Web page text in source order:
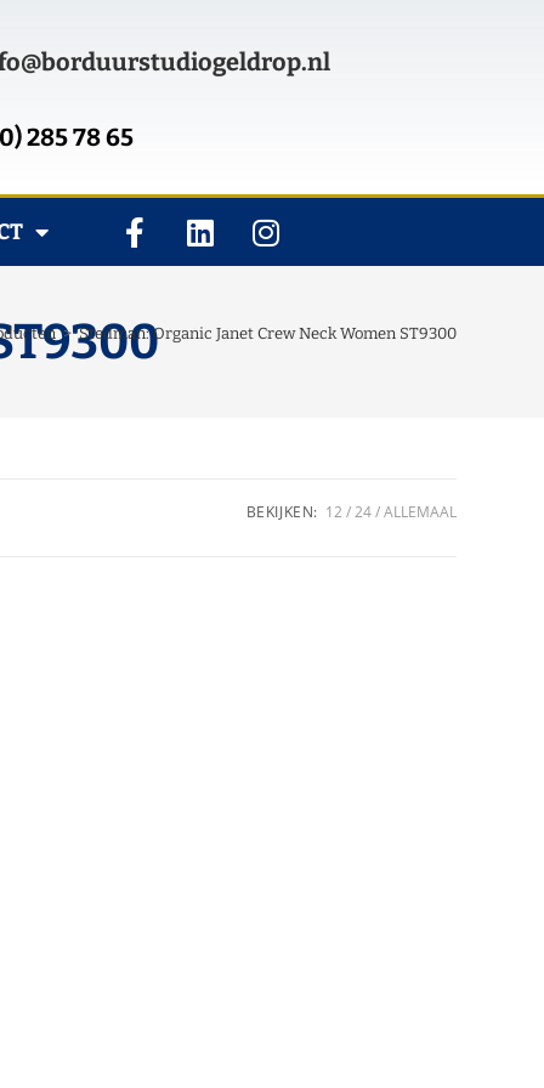
285 78 65
> Stedman: Organic Janet Crew Neck Women ST9300
BEKIJKEN: 12 24 ALLEMAAL